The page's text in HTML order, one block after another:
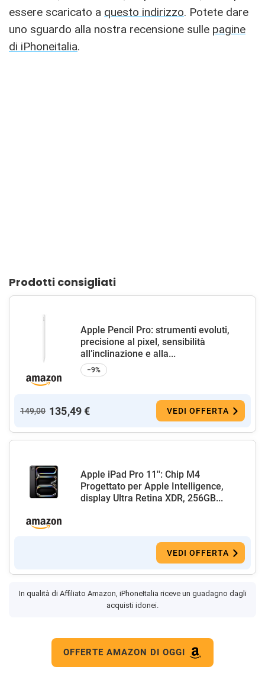
essere scaricato a questo indirizzo. Potete dare
uno sguardo alla nostra recensione sulle pagine
di iPhoneitalia.
Prodotti consigliati
Apple Pencil Pro: strumenti evoluti,
precisione al pixel, sensibilità
all’inclinazione e alla...
−9%
149,00 135,49 € VEDI OFFERTA
Apple iPad Pro 11'': Chip M4
Progettato per Apple Intelligence,
display Ultra Retina XDR, 256GB...
VEDI OFFERTA
In qualità di Affiliato Amazon, iPhoneItalia riceve un guadagno dagli
acquisti idonei.
OFFERTE AMAZON DI OGGI